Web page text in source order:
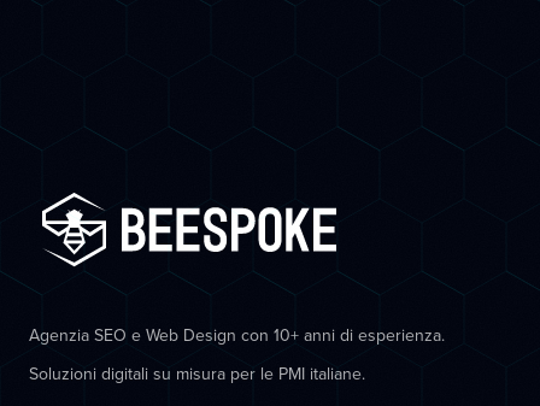
Agenzia SEO e Web Design con 10+ anni di esperienza.
Soluzioni digitali su misura per le PMI italiane.